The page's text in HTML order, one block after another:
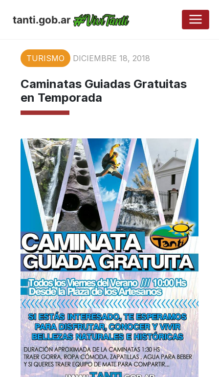
tanti.gob.ar
TURISMO DICIEMBRE 18, 2018
Caminatas Guiadas Gratuitas
en Temporada